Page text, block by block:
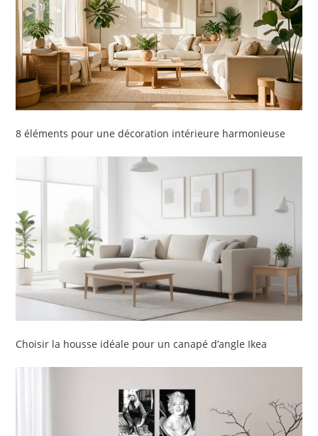
8 éléments pour une décoration intérieure harmonieuse
Choisir la housse idéale pour un canapé d’angle Ikea